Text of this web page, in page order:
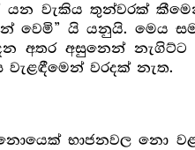
යන වැකිය තුන්වරක්
වෙමි” යි යනුයි. මෙය
අතර අසුනෙන්
වැළඳීමෙන් වරදක් නැත.
භාජනවල නො